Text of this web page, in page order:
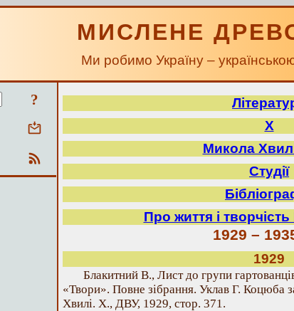
МИСЛЕНЕ
Ми робимо Україну –
?
Х
Микола
Студії
Про життя і
1929 –
1929
Блакитний В., Лист до групи
«Твори». Повне зібрання. Уклав Г. Коцюба
Хвилі. X., ДВУ, 1929, стор. 371.